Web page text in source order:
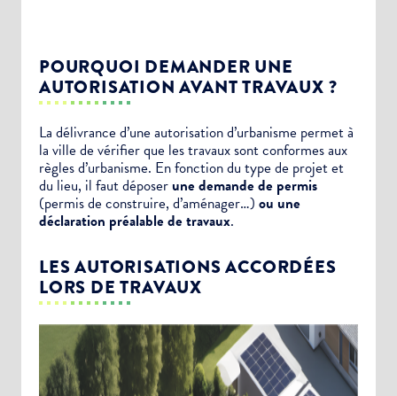
POURQUOI DEMANDER UNE
AUTORISATION AVANT TRAVAUX ?
La délivrance d’une autorisation d’urbanisme permet à
la ville de vérifier que les travaux sont conformes aux
règles d’urbanisme. En fonction du type de projet et
du lieu, il faut déposerune demande de permis
(permis de construire, d’aménager…) ou une
déclaration préalable de travaux.
LES AUTORISATIONS ACCORDÉES
LORS DE TRAVAUX